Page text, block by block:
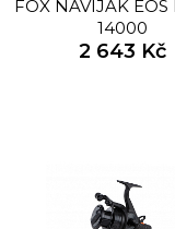
FOX NAVIJÁK EOS
14000
2 643 Kč